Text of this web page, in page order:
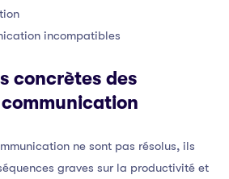
incompatibles
concrètes des
ne sont pas résolus, ils
graves sur la productivité et